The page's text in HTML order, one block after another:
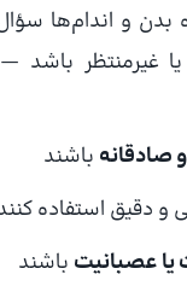
بدن و اندام‌ها
یا غیرمنتظر باشد
صادقانه باشند
و دقیق استفاده
عصبانیت باشند